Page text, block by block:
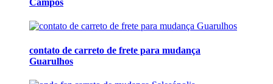
Campos
contato de carreto de frete para mudança
Guarulhos